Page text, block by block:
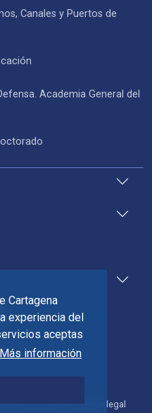
Cartagena
experiencia del
aceptas
Más información
de Cookies
Aviso legal
Canales y Puertos de
Academia General del